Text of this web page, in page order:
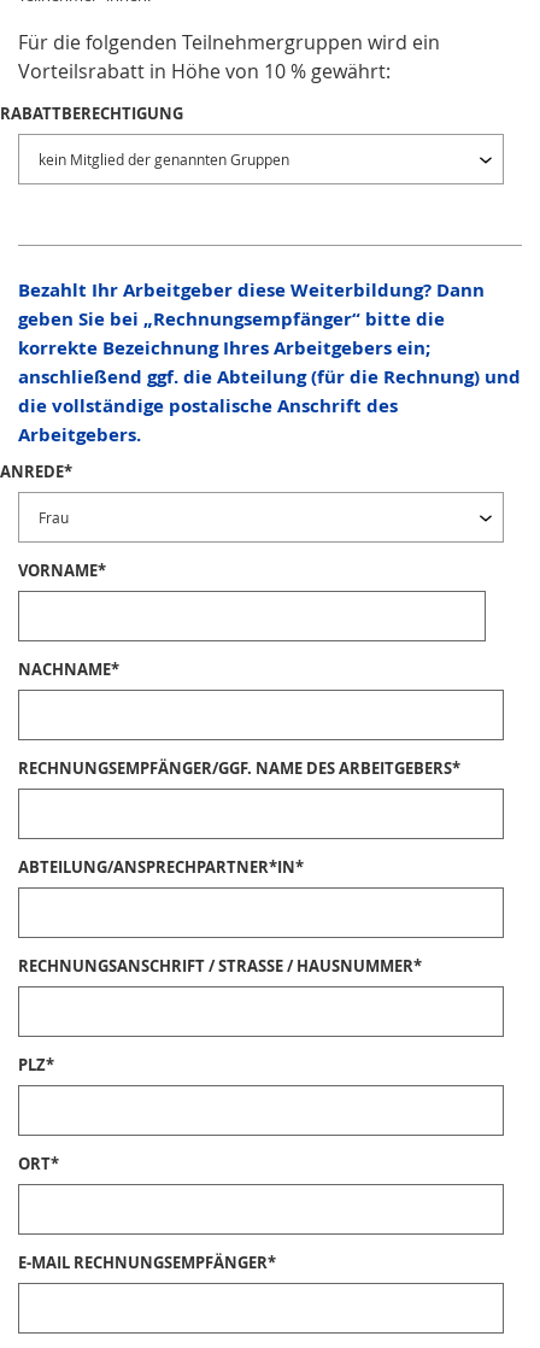
Für die folgenden Teilnehmergruppen wird ein
Vorteilsrabatt in Höhe von 10 % gewährt:
RABATTBERECHTIGUNG
kein Mitglied der genannten Gruppen
Bezahlt Ihr Arbeitgeber diese Weiterbildung? Dann
geben Sie bei „Rechnungsempfänger“ bitte die
korrekte Bezeichnung Ihres Arbeitgebers ein;
anschließend ggf. die Abteilung (für die Rechnung) und
die vollständige postalische Anschrift des
Arbeitgebers.
ANREDE*
Frau
VORNAME*
NACHNAME*
RECHNUNGSEMPFÄNGER/GGF. NAME DES ARBEITGEBERS*
ABTEILUNG/ANSPRECHPARTNER*IN*
RECHNUNGSANSCHRIFT / STRASSE / HAUSNUMMER *
PLZ*
ORT*
E-MAIL RECHNUNGSEMPFÄNGER*